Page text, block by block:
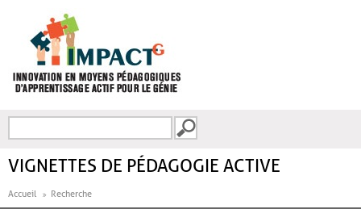
FORMULAIRE DE
VIGNETTES DE PÉDAGOGIE ACTIVE
Accueil Recherche